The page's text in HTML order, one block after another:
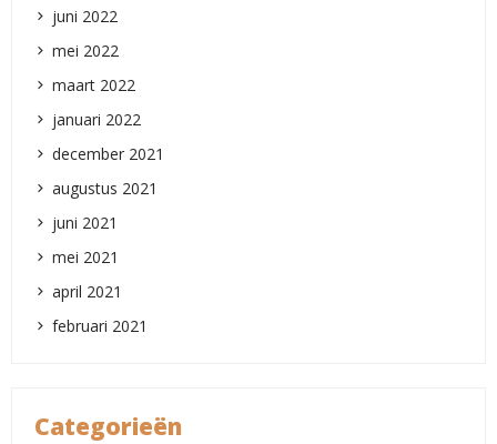
juni 2022
mei 2022
maart 2022
januari 2022
december 2021
augustus 2021
juni 2021
mei 2021
april 2021
februari 2021
Categorieën